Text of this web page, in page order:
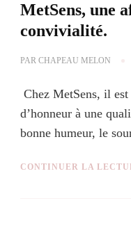
MetSens, une
convivialité.
PAR CHAPEAU MELON
Chez MetSens, il
d’honneur à une
bonne humeur, le
CONTINUER LA